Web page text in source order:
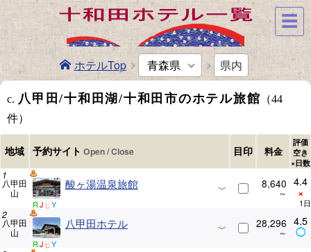
ホテルTop 青森県 県内
c. 八甲田/十和田湖/十和田市のホテル旅館 （44
件）
地域 予約サイト 目印 料金
評価
空き
×日数
八甲田
山
酸ヶ湯温泉旅館
RJ じ Y
8,640 4.4
×
八甲田
山
八甲田ホテル
RJ じ Y
28,296 4.5
◯
☰